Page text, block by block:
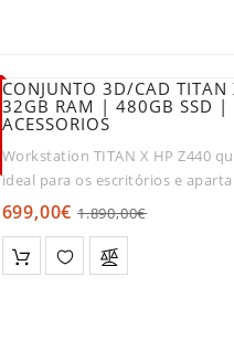
CONJUNTO 3D/CAD
32GB RAM | 480GB SSD |
ACESSORIOS
Workstation TITAN X HP Z440
ideal para os escritórios e
silencioso, para que ..
699,00€ 1.890,00€